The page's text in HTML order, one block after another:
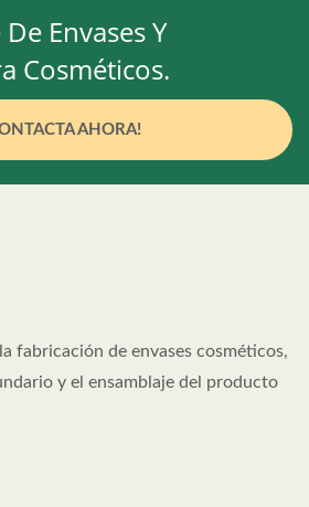
Envases Y
Cosméticos.
AHORA!
fabricación de envases cosméticos,
y el ensamblaje del producto